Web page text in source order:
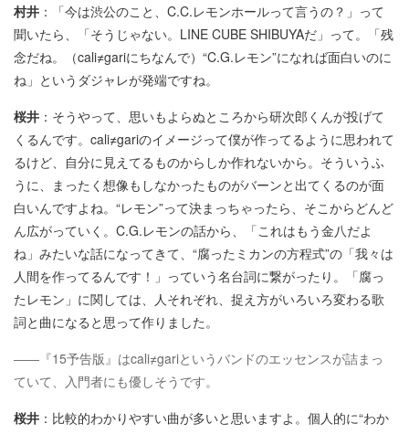
村井 ：「今は渋公のこと、C.C.レモンホールって言うの？」って
聞いたら、「そうじゃない。LINE CUBE SHIBUYAだ」って。「残
念だね。（cali≠gariにちなんで）“C.G.レモン”になれば面白いのに
ね」というダジャレが発端ですね。
桜井 ：そうやって、思いもよらぬところから研次郎くんが投げて
くるんです。cali≠gariのイメージって僕が作ってるように思われて
るけど、自分に見えてるものからしか作れないから。そういうふ
うに、まったく想像もしなかったものがバーンと出てくるのが面
白いんですよね。“レモン”って決まっちゃったら、そこからどんど
ん広がっていく。C.G.レモンの話から、「これはもう金八だよ
ね」みたいな話になってきて、“腐ったミカンの方程式”の「我々は
人間を作ってるんです！」っていう名台詞に繋がったり。「腐っ
たレモン」に関しては、人それぞれ、捉え方がいろいろ変わる歌
詞と曲になると思って作りました。
――『15予告版』はcali≠gariというバンドのエッセンスが詰まっ
ていて、入門者にも優しそうです。
桜井 ：比較的わかりやすい曲が多いと思いますよ。個人的に“わか